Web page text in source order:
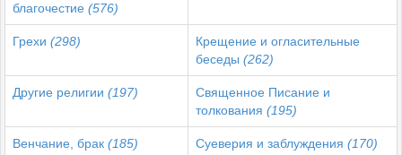
благочестие (576)
Грехи (298)
Крещение и огласительные
беседы (262)
Другие религии (197)
Священное Писание и
толкования (195)
Венчание, брак (185) Суеверия и заблуждения (170)